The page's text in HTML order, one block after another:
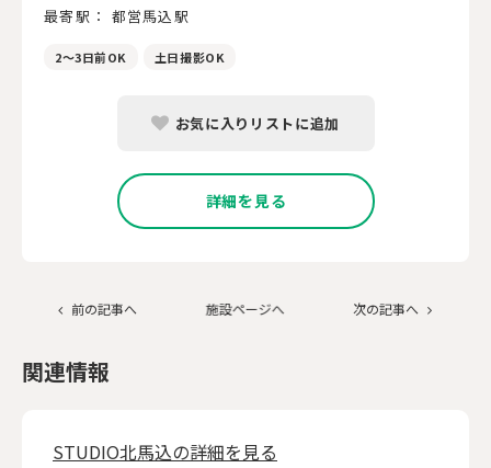
最寄駅： 都営馬込駅
2～3日前OK 土日撮影OK
お気に入りリストに追加
詳細を見る
前の記事へ 施設ページへ 次の記事へ
関連情報
STUDIO北馬込の詳細を見る